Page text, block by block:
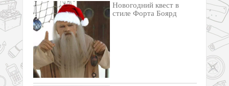
Новогодний квест в
стиле Форта Боярд